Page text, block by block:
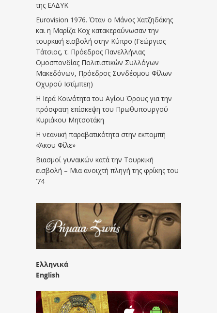
της ΕΛΔΥΚ
Eurovision 1976. Όταν ο Μάνος Χατζηδάκης
και η Μαρίζα Κοχ κατακεραύνωσαν την
τουρκική εισβολή στην Κύπρο (Γεώργιος
Τάτσιος, τ. Πρόεδρος Πανελλήνιας
Ομοσπονδίας Πολιτιστικών Συλλόγων
Μακεδόνων, Πρόεδρος Συνδέσμου Φίλων
Οχυρού Ιστίμπεη)
Η Ιερά Κοινότητα του Αγίου Όρους για την
πρόσφατη επίσκεψη του Πρωθυπουργού
Κυριάκου Μητσοτάκη
Η νεανική παραβατικότητα στην εκπομπή
«Άκου Φίλε»
Βιασμοί γυναικών κατά την Τουρκική
εισβολή – Μια ανοιχτή πληγή της φρίκης του
’74
Ελληνικά
English